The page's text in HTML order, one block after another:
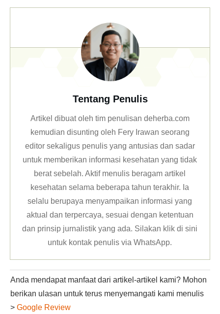
Tentang Penulis
Artikel dibuat oleh tim penulisan deherba.com
kemudian disunting oleh Fery Irawan seorang
editor sekaligus penulis yang antusias dan sadar
untuk memberikan informasi kesehatan yang tidak
berat sebelah. Aktif menulis beragam artikel
kesehatan selama beberapa tahun terakhir. Ia
selalu berupaya menyampaikan informasi yang
aktual dan terpercaya, sesuai dengan ketentuan
dan prinsip jurnalistik yang ada. Silakan klikdi sini
untuk kontak penulis via WhatsApp.
Anda mendapat manfaat dari artikel-artikel kami? Mohon
berikan ulasan untuk terus menyemangati kami menulis
> Google Review